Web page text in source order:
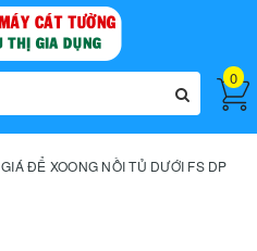
0
GIÁ ĐỂ XOONG NỒI TỦ DƯỚI FS DP